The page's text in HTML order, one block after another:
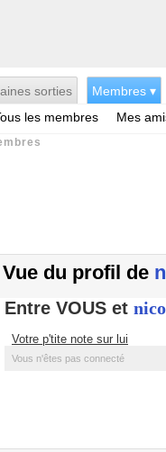
sorties
Membres ▾
les membres Mes
Vue du profil de
Entre VOUS et
Votre p'tite note sur lui
Vous n'êtes pas connecté